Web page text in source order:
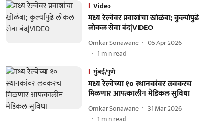
Video
मध्य रेल्वेवर प्रवाशांचा खोळंबा; कुर्ल्यापुढे
लोकल सेवा बंद|VIDEO
Omkar Sonawane
05 Apr 2026
1 min read
मुंबई/पुणे
मध्य रेल्वेच्या १० स्थानकांवर लवकरच
मिळणार आपत्कालीन मेडिकल सुविधा
Omkar Sonawane
31 Mar 2026
1 min read